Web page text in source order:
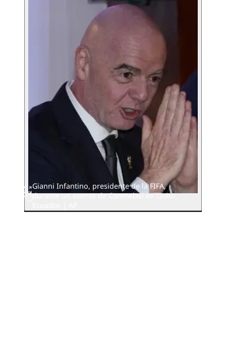
Gianni Infantino, presidente de la FIFA,
durante un evento de Conmebol en Quito,